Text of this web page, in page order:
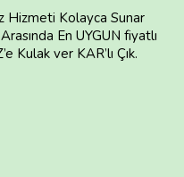
Hizmeti Kolayca Sunar
En UYGUN fiyatlı
Kulak ver KAR’lı Çık.